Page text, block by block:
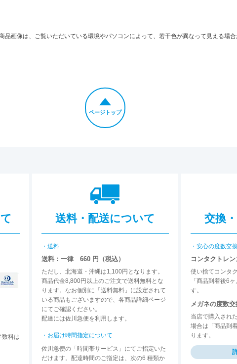
品画像は、ご覧いただいている環境やパソコンによって、若干色が異なって見える場合
ページトップ
数料は
送料・配送について
・送料
送料：一律 660 円（税込）
ただし、北海道・沖縄は1,100円となります。
商品代金8,800円以上のご注文で送料無料とな
ります。なお個別に「送料無料」に設定されて
いる商品もございますので、各商品詳細ページ
にてご確認ください。
配達には佐川急便を利用します。
・お届け時間指定について
佐川急便の「時間帯サービス」にてご指定いた
だけます。配達時間のご指定は、次の6 種類か
交換
・安心の度数交
コンタクトレ
使い捨てコンタ
「商品到着後6
す。
メガネの度数
当店で購入され
場合は「商品到
ります。